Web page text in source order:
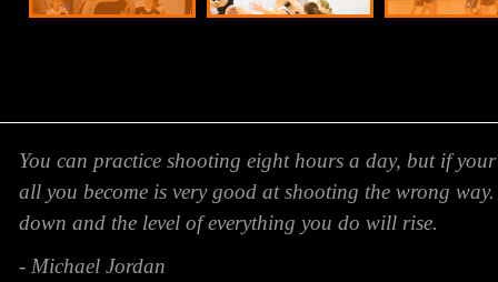
You can practice shooting eight hours a day, but if
all you become is very good at shooting the wrong
down and the level of everything you do will rise.
- Michael Jordan